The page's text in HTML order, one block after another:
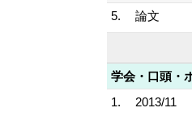
5. 論文
学会・口頭・
1.
2013/11